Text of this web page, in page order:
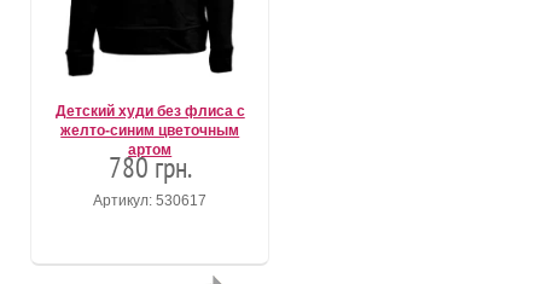
Детский худи без флиса с
желто-синим цветочным
артом
780 грн.
Артикул: 530617